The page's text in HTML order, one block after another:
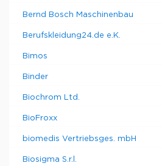
Bernd Bosch Maschinenbau
Berufskleidung24.de e.K.
Bimos
Binder
Biochrom Ltd.
BioFroxx
biomedis Vertriebsges. mbH
Biosigma S.r.l.